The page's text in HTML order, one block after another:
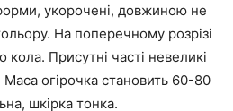
укорочені, довжиною не
На поперечному розрізі
Присутні часті невеликі
огірочка становить 60-80
шкірка тонка.